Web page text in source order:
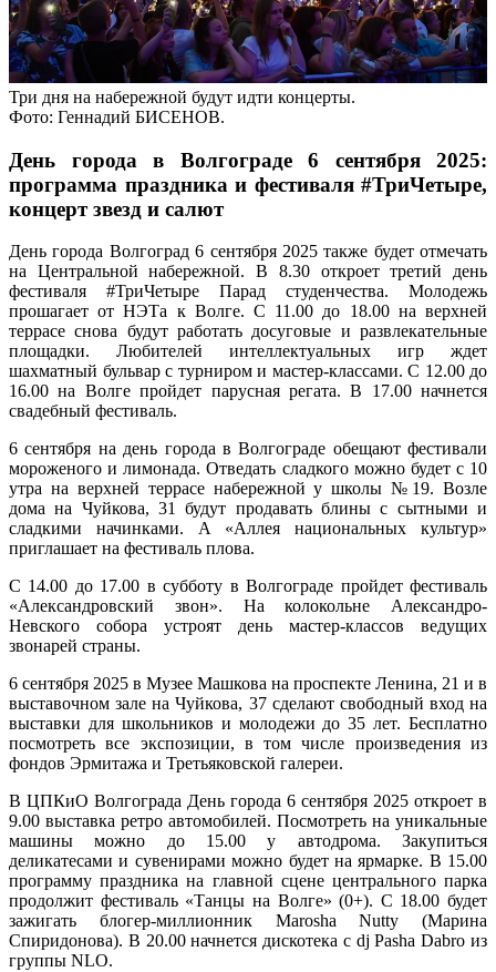
Три дня на набережной будут идти концерты.
Фото: Геннадий БИСЕНОВ.
День города в Волгограде 6 сентября 2025:
программа праздника и фестиваля #ТриЧетыре,
концерт звезд и салют
День города Волгоград 6 сентября 2025 также будет отмечать
на Центральной набережной. В 8.30 откроет третий день
фестиваля #ТриЧетыре Парад студенчества. Молодежь
прошагает от НЭТа к Волге. С 11.00 до 18.00 на верхней
террасе снова будут работать досуговые и развлекательные
площадки. Любителей интеллектуальных игр ждет
шахматный бульвар с турниром и мастер-классами. С 12.00 до
16.00 на Волге пройдет парусная регата. В 17.00 начнется
свадебный фестиваль.
6 сентября на день города в Волгограде обещают фестивали
мороженого и лимонада. Отведать сладкого можно будет с 10
утра на верхней террасе набережной у школы №19. Возле
дома на Чуйкова, 31 будут продавать блины с сытными и
сладкими начинками. А «Аллея национальных культур»
приглашает на фестиваль плова.
С 14.00 до 17.00 в субботу в Волгограде пройдет фестиваль
«Александровский звон». На колокольне Александро-
Невского собора устроят день мастер-классов ведущих
звонарей страны.
6 сентября 2025 в Музее Машкова на проспекте Ленина, 21 и в
выставочном зале на Чуйкова, 37 сделают свободный вход на
выставки для школьников и молодежи до 35 лет. Бесплатно
посмотреть все экспозиции, в том числе произведения из
фондов Эрмитажа и Третьяковской галереи.
В ЦПКиО Волгограда День города 6 сентября 2025 откроет в
9.00 выставка ретро автомобилей. Посмотреть на уникальные
машины можно до 15.00 у автодрома. Закупиться
деликатесами и сувенирами можно будет на ярмарке. В 15.00
программу праздника на главной сцене центрального парка
продолжит фестиваль «Танцы на Волге» (0+). С 18.00 будет
зажигать блогер-миллионник Marosha Nutty (Марина
Спиридонова). В 20.00 начнется дискотека с dj Рasha Dabro из
группы NLO.